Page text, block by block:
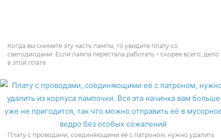
Когда вы снимете эту часть лампы, то увидите плату со
светодиодами. Если лампа перестала работать – скорее всего, дело
в этой плате
Плату с проводами, соединяющими её с патроном, нужно удалить